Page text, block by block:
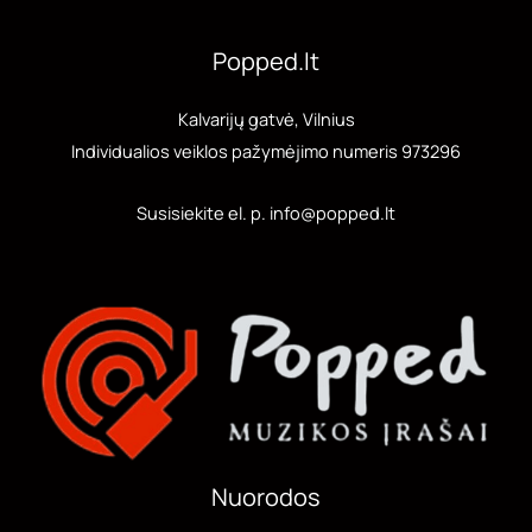
Popped.lt
Kalvarijų gatvė, Vilnius
Individualios veiklos pažymėjimo numeris 973296
Susisiekite el. p. info@popped.lt
Nuorodos